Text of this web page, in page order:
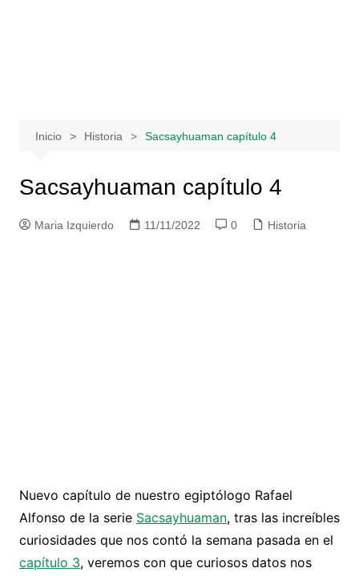
Inicio Historia Sacsayhuaman capítulo 4
Sacsayhuaman capítulo 4
Maria Izquierdo 11/11/2022 0 Historia
Nuevo capítulo de nuestro egiptólogo Rafael
Alfonso de la serie Sacsayhuaman, tras las increíbles
curiosidades que nos contó la semana pasada en el
capítulo 3, veremos con que curiosos datos nos